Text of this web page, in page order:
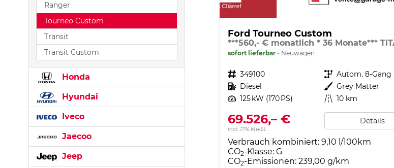
Ford Tourneo Custom
sofort lieferbar Neuwagen
Fahrzeugnr. 349100 Getriebe Autom. 8-Gang
Kraftstoff Diesel Außenfarbe Grey Matter
Leistung 125 kW (170 PS) Kilometerstand 10 km
69.526,– €
incl. 17% MwSt.
Details
Verbrauch kombiniert: 9,10 l/100km
CO2-Klasse: G
CO2-Emissionen: 239,00 g/km
Ranger
Tourneo Custom
Transit
Transit Custom
Honda
Hyundai
Iveco
Jaecoo
Jeep